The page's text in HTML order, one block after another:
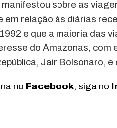
sobre as
em relação às diárias
e que a maioria das
do Amazonas, com
Jair Bolsonaro,
no Facebook, siga no